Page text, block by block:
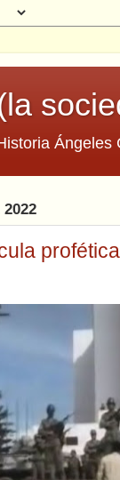
Ángeles
2022
profética